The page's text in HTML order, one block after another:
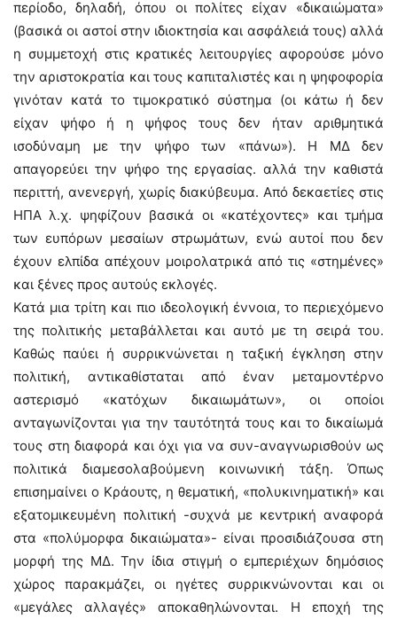
περίοδο, δηλαδή, όπου οι πολίτες είχαν «δικαιώματα»
(βασικά οι αστοί στην ιδιοκτησία και ασφάλειά τους) αλλά
η συμμετοχή στις κρατικές λειτουργίες αφορούσε μόνο
την αριστοκρατία και τους καπιταλιστές και η ψηφοφορία
γινόταν κατά το τιμοκρατικό σύστημα (οι κάτω ή δεν
είχαν ψήφο ή η ψήφος τους δεν ήταν αριθμητικά
ισοδύναμη με την ψήφο των «πάνω»). Η ΜΔ δεν
απαγορεύει την ψήφο της εργασίας. αλλά την καθιστά
περιττή, ανενεργή, χωρίς διακύβευμα. Από δεκαετίες στις
ΗΠΑ λ.χ. ψηφίζουν βασικά οι «κατέχοντες» και τμήμα
των ευπόρων μεσαίων στρωμάτων, ενώ αυτοί που δεν
έχουν ελπίδα απέχουν μοιρολατρικά από τις «στημένες»
και ξένες προς αυτούς εκλογές.
Κατά μια τρίτη και πιο ιδεολογική έννοια, το περιεχόμενο
της πολιτικής μεταβάλλεται και αυτό με τη σειρά του.
Καθώς παύει ή συρρικνώνεται η ταξική έγκληση στην
πολιτική, αντικαθίσταται από έναν μεταμοντέρνο
αστερισμό «κατόχων δικαιωμάτων», οι οποίοι
ανταγωνίζονται για την ταυτότητά τους και το δικαίωμά
τους στη διαφορά και όχι για να συν-αναγνωρισθούν ως
πολιτικά διαμεσολαβούμενη κοινωνική τάξη. Όπως
επισημαίνει ο Κράουτς, η θεματική, «πολυκινηματική» και
εξατομικευμένη πολιτική -συχνά με κεντρική αναφορά
στα «πολύμορφα δικαιώματα»- είναι προσιδιάζουσα στη
μορφή της ΜΔ. Την ίδια στιγμή ο εμπεριέχων δημόσιος
χώρος παρακμάζει, οι ηγέτες συρρικνώνονται και οι
«μεγάλες αλλαγές» αποκαθηλώνονται. Η εποχή της